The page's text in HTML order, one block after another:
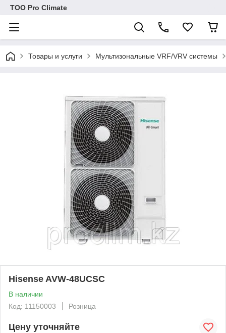
ТОО Pro Climate
Товары и услуги Мультизональные VRF/VRV системы
Hisense AVW-48UCSC
В наличии
Код: 11150003
Розница
Цену уточняйте